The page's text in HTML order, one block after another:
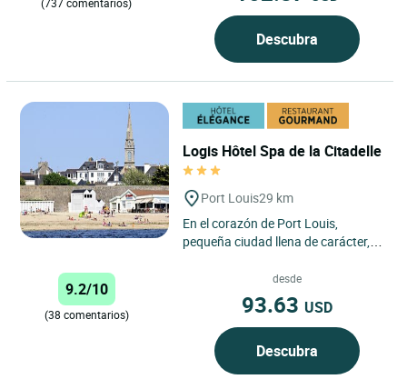
Descubra
Logis Hôtel Spa de la Citadelle
Port Louis29 km
En el corazón de Port Louis,
pequeña ciudad llena de carácter, el
bienvenida a dos pasos...
9.2/10
(38 comentarios)
desde
93.63 USD
Descubra